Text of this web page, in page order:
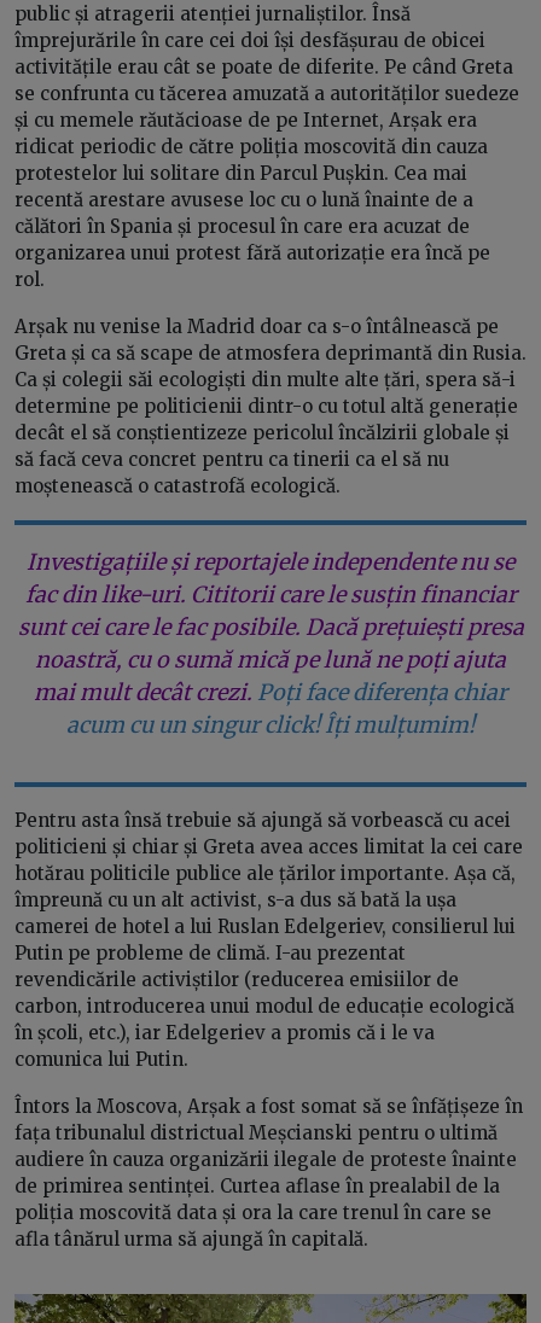
public și atragerii atenției jurnaliștilor. Însă
împrejurările în care cei doi își desfășurau de obicei
activitățile erau cât se poate de diferite. Pe când Greta
se confrunta cu tăcerea amuzată a autorităților suedeze
și cu memele răutăcioase de pe Internet, Arșak era
ridicat periodic de către poliția moscovită din cauza
protestelor lui solitare din Parcul Pușkin. Cea mai
recentă arestare avusese loc cu o lună înainte de a
călători în Spania și procesul în care era acuzat de
organizarea unui protest fără autorizație era încă pe
rol.
Arșak nu venise la Madrid doar ca s-o întâlnească pe
Greta și ca să scape de atmosfera deprimantă din Rusia.
Ca și colegii săi ecologiști din multe alte țări, spera să-i
determine pe politicienii dintr-o cu totul altă generație
decât el să conștientizeze pericolul încălzirii globale și
să facă ceva concret pentru ca tinerii ca el să nu
moștenească o catastrofă ecologică.
Investigațiile și reportajele independente nu se
fac din like-uri. Cititorii care le susțin financiar
sunt cei care le fac posibile. Dacă prețuiești presa
noastră, cu o sumă mică pe lună ne poți ajuta
mai mult decât crezi. Poți face diferența chiar
acum cu un singur click! Îți mulțumim!
Pentru asta însă trebuie să ajungă să vorbească cu acei
politicieni și chiar și Greta avea acces limitat la cei care
hotărau politicile publice ale țărilor importante. Așa că,
împreună cu un alt activist, s-a dus să bată la ușa
camerei de hotel a lui Ruslan Edelgeriev, consilierul lui
Putin pe probleme de climă. I-au prezentat
revendicările activiștilor (reducerea emisiilor de
carbon, introducerea unui modul de educație ecologică
în școli, etc.), iar Edelgeriev a promis că i le va
comunica lui Putin.
Întors la Moscova, Arșak a fost somat să se înfățișeze în
fața tribunalul districtual Meșcianski pentru o ultimă
audiere în cauza organizării ilegale de proteste înainte
de primirea sentinței. Curtea aflase în prealabil de la
poliția moscovită data și ora la care trenul în care se
afla tânărul urma să ajungă în capitală.